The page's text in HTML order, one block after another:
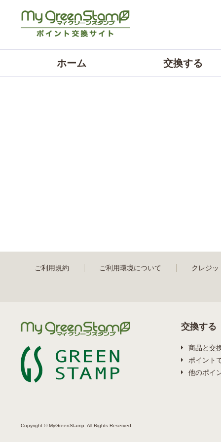
ホーム 交換する
ご利用規約 ご利用環境について クレジ
交換する
商品と交
ポイント
他のポイ
Copyright © MyGreenStamp. All Rights Reserved.